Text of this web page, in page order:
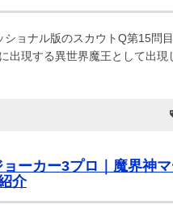
ショナル版のスカウトQ第15問
出現する異世界魔王として出
ーカー3プロ｜魔界神
介